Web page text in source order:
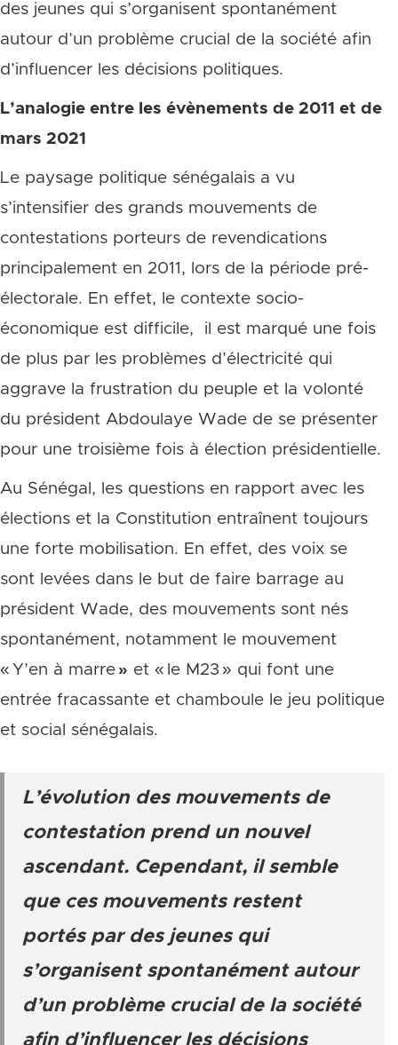
des jeunes qui s’organisent spontanément
autour d’un problème crucial de la société afin
d’influencer les décisions politiques.
L’analogie entre les évènements de 2011 et de
mars 2021
Le paysage politique sénégalais a vu
s’intensifier des grands mouvements de
contestations porteurs de revendications
principalement en 2011, lors de la période pré-
électorale. En effet, le contexte socio-
économique est difficile, il est marqué une fois
de plus par les problèmes d’électricité qui
aggrave la frustration du peuple et la volonté
du président Abdoulaye Wade de se présenter
pour une troisième fois à élection présidentielle.
Au Sénégal, les questions en rapport avec les
élections et la Constitution entraînent toujours
une forte mobilisation. En effet, des voix se
sont levées dans le but de faire barrage au
président Wade, des mouvements sont nés
spontanément, notamment le mouvement
« Y’en à marre » et « le M23 » qui font une
entrée fracassante et chamboule le jeu politique
et social sénégalais.
L’évolution des mouvements de
contestation prend un nouvel
ascendant. Cependant, il semble
que ces mouvements restent
portés par des jeunes qui
s’organisent spontanément autour
d’un problème crucial de la société
afin d’influencer les décisions